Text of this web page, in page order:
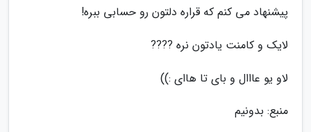
پیشنهاد می کنم که قراره دلتون رو حسابی ببره!
لایک و کامنت یادتون نره ????
لاو یو عااال و بای تا هاای :))
منبع: بدونیم